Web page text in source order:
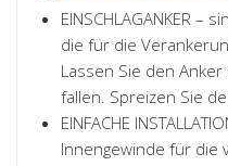
EINSCHLAGANKER –
die für die
Lassen Sie den
fallen. Spreizen Sie
EINFACHE
Innengewinde für die